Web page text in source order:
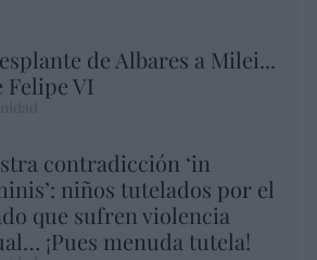
de Albares a Milei...
Felipe VI
contradicción ‘in
niños tutelados por el
que sufren violencia
¡Pues menuda tutela!